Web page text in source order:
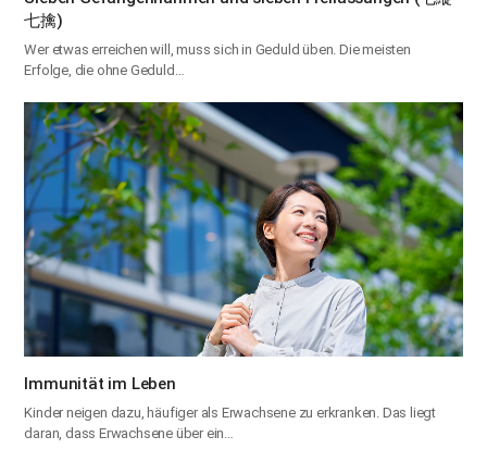
七擒)
Wer etwas erreichen will, muss sich in Geduld üben. Die meisten
Erfolge, die ohne Geduld…
Immunität im Leben
Kinder neigen dazu, häufiger als Erwachsene zu erkranken. Das liegt
daran, dass Erwachsene über ein…